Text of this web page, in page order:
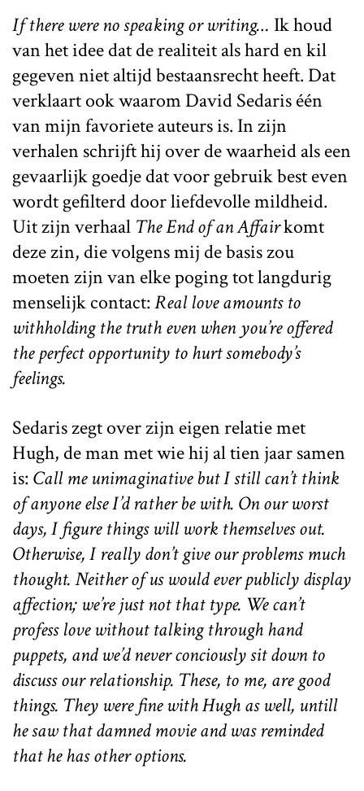
If there were no speaking or writing… Ik houd
van het idee dat de realiteit als hard en kil
gegeven niet altijd bestaansrecht heeft. Dat
verklaart ook waarom David Sedaris één
van mijn favoriete auteurs is. In zijn
verhalen schrijft hij over de waarheid als een
gevaarlijk goedje dat voor gebruik best even
wordt gefilterd door liefdevolle mildheid.
Uit zijn verhaal The End of an Affairkomt
deze zin, die volgens mij de basis zou
moeten zijn van elke poging tot langdurig
menselijk contact:Real love amounts to
withholding the truth even when you’re offered
the perfect opportunity to hurt somebody’s
feelings.
Sedaris zegt over zijn eigen relatie met
Hugh, de man met wie hij al tien jaar samen
is: Call me unimaginative but I still can’t think
of anyone else I’d rather be with. On our worst
days, I figure things will work themselves out.
Otherwise, I really don’t give our problems much
thought. Neither of us would ever publicly display
affection; we’re just not that type. We can’t
profess love without talking through hand
puppets, and we’d never conciously sit down to
discuss our relationship. These, to me, are good
things. They were fine with Hugh as well, untill
he saw that damned movie and was reminded
that he has other options.